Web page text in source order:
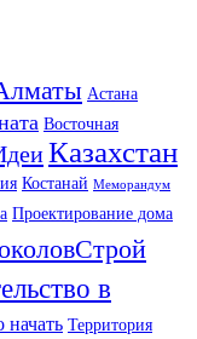
Астана
Восточная
Казахстан
Костанай Меморандум
Проектирование дома
в
начать Территория